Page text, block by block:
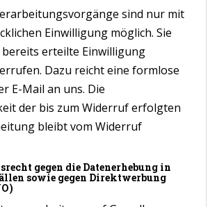
sind nur mit
Einwilligung möglich. Sie
erteilte Einwilligung
Dazu reicht eine formlose
E-Mail an uns. Die
der bis zum Widerruf erfolgten
bleibt vom Widerruf
gegen die Datenerhebung in
sowie gegen Direktwerbung